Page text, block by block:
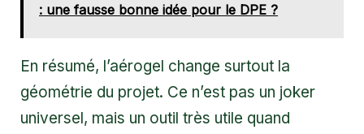
: une fausse bonne idée pour le DPE ?
En résumé, l’aérogel change surtout la
géométrie du projet. Ce n’est pas un joker
universel, mais un outil très utile quand